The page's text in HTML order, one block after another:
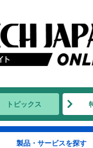
トピックス
製品・サービスを探す